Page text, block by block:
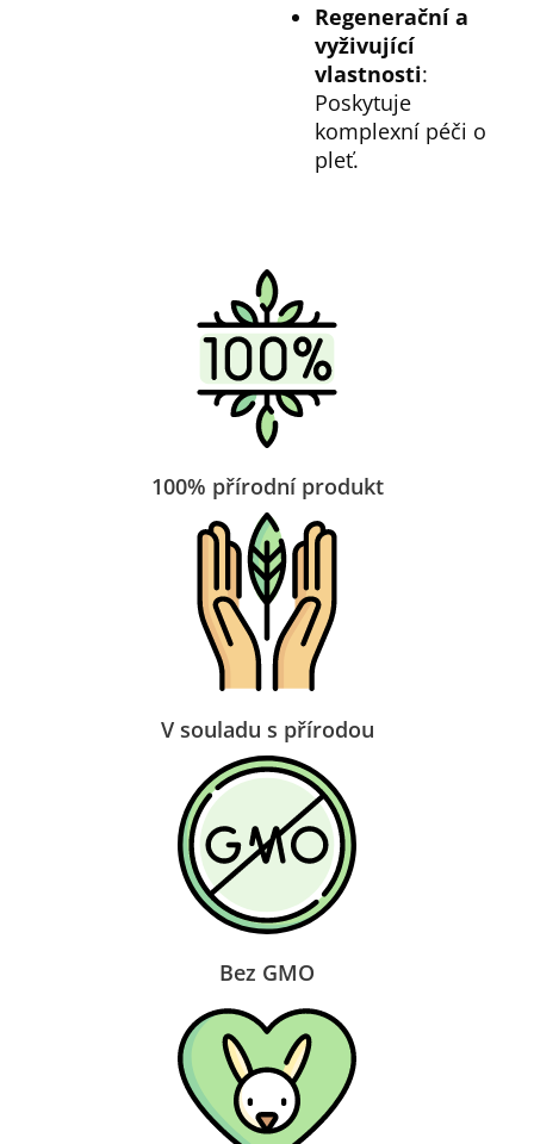
Regenerační a
vyživující
vlastnosti:
Poskytuje
komplexní péči o
pleť.
100% přírodní produkt
V souladu s přírodou
Bez GMO